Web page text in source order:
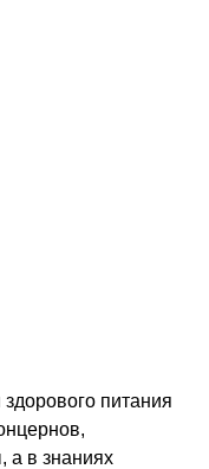
питания
в знаниях